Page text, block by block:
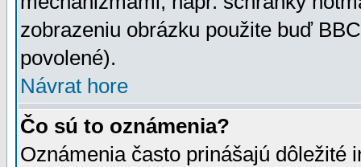
zobrazeniu obrázku použite buď
povolené).
Návrat hore
Čo sú to oznámenia?
Oznámenia často prinášajú dôležité